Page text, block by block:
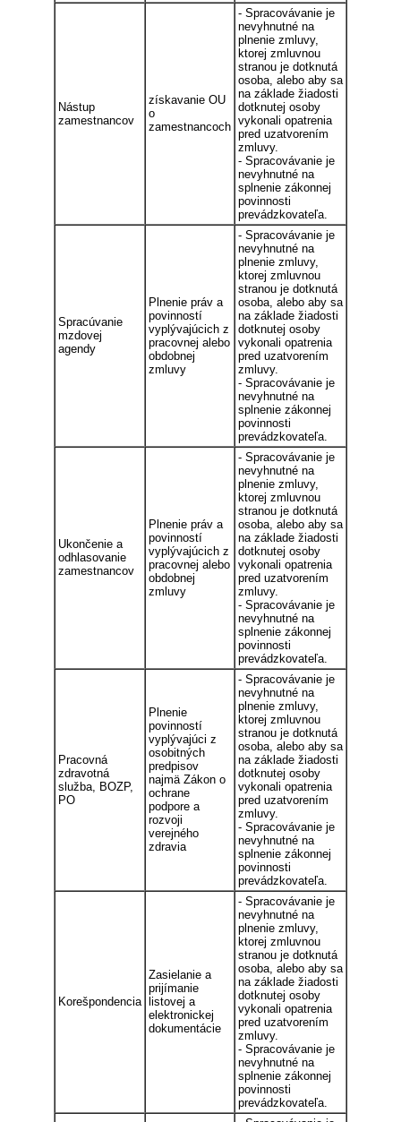
Nástup
zamestnancov
získavanie OU
o
zamestnancoch
- Spracovávanie je
nevyhnutné na
plnenie zmluvy,
ktorej zmluvnou
stranou je dotknutá
osoba, alebo aby sa
na základe žiadosti
dotknutej osoby
vykonali opatrenia
pred uzatvorením
zmluvy.
- Spracovávanie je
nevyhnutné na
splnenie zákonnej
povinnosti
prevádzkovateľa.
Spracúvanie
mzdovej
agendy
Plnenie práv a
povinností
vyplývajúcich z
pracovnej alebo
obdobnej
zmluvy
- Spracovávanie je
nevyhnutné na
plnenie zmluvy,
ktorej zmluvnou
stranou je dotknutá
osoba, alebo aby sa
na základe žiadosti
dotknutej osoby
vykonali opatrenia
pred uzatvorením
zmluvy.
- Spracovávanie je
nevyhnutné na
splnenie zákonnej
povinnosti
prevádzkovateľa.
Ukončenie a
odhlasovanie
zamestnancov
Plnenie práv a
povinností
vyplývajúcich z
pracovnej alebo
obdobnej
zmluvy
- Spracovávanie je
nevyhnutné na
plnenie zmluvy,
ktorej zmluvnou
stranou je dotknutá
osoba, alebo aby sa
na základe žiadosti
dotknutej osoby
vykonali opatrenia
pred uzatvorením
zmluvy.
- Spracovávanie je
nevyhnutné na
splnenie zákonnej
povinnosti
prevádzkovateľa.
Pracovná
zdravotná
služba, BOZP,
PO
Plnenie
povinností
vyplývajúci z
osobitných
predpisov
najmä Zákon o
ochrane
podpore a
rozvoji
verejného
zdravia
- Spracovávanie je
nevyhnutné na
plnenie zmluvy,
ktorej zmluvnou
stranou je dotknutá
osoba, alebo aby sa
na základe žiadosti
dotknutej osoby
vykonali opatrenia
pred uzatvorením
zmluvy.
- Spracovávanie je
nevyhnutné na
splnenie zákonnej
povinnosti
prevádzkovateľa.
Korešpondencia
Zasielanie a
prijímanie
listovej a
elektronickej
dokumentácie
- Spracovávanie je
nevyhnutné na
plnenie zmluvy,
ktorej zmluvnou
stranou je dotknutá
osoba, alebo aby sa
na základe žiadosti
dotknutej osoby
vykonali opatrenia
pred uzatvorením
zmluvy.
- Spracovávanie je
nevyhnutné na
splnenie zákonnej
povinnosti
prevádzkovateľa.